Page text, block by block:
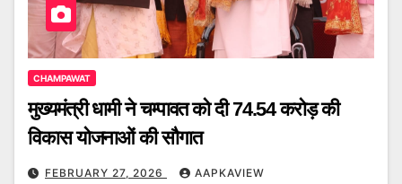
CHAMPAWAT
मुख्यमंत्री धामी ने चम्पावत को दी 74.54 करोड़ की
विकास योजनाओं की सौगात
FEBRUARY 27, 2026 AAPKAVIEW